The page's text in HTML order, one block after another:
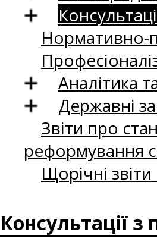
Нормативно-
Аналітика
Державні
Звіти про
реформування
Щорічні
Консультації